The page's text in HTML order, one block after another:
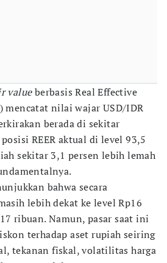
valueberbasis Real Effective
mencatat nilai wajar USD/IDR
berada di sekitar
REER aktual di level 93,5
sekitar 3,1 persen lebih lemah
bahwa secara
lebih dekat ke level Rp16
ribuan. Namun, pasar saat ini
terhadap aset rupiah seiring
tekanan fiskal, volatilitas harga